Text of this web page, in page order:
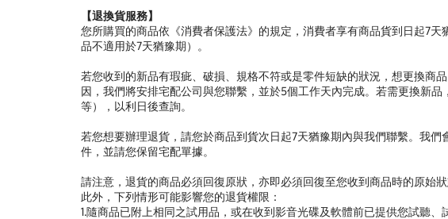
【退換貨服務】
您所購買的商品依《消費者保護法》的規定，消費者享有商品貨到日起7
品不適用於7天猶豫期）。
若您收到的新品有瑕疵、破損、規格不符或是零件短缺的狀況，想更換商
因，我們將安排宅配公司與您聯繫，並於5個工作天內完成。若需更換新
等），以利日後查詢。
若您想要辦理退貨，請您於商品到貨次日起7天猶豫期內與我們聯繫。我
件，並請您保留宅配單據。
請注意，退貨的商品必須回復原狀，亦即必須回復至您收到商品時的原始
此外，下列情形可能影響您的退貨權限：
1.隨商品已附上相同之試用品，或在收到影音光碟及軟體前已提供您試聽、